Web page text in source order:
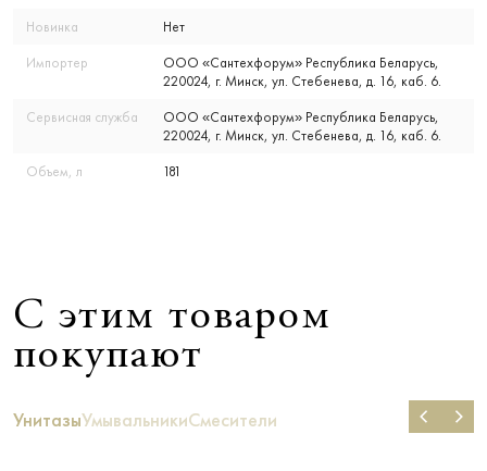
Новинка Нет
Импортер
ООО «Сантехфорум» Республика Беларусь,
220024, г. Минск, ул. Стебенева, д. 16, каб. 6.
Сервисная служба
ООО «Сантехфорум» Республика Беларусь,
220024, г. Минск, ул. Стебенева, д. 16, каб. 6.
Объем, л 181
С этим товаром
покупают
УнитазыУмывальникиСмесители